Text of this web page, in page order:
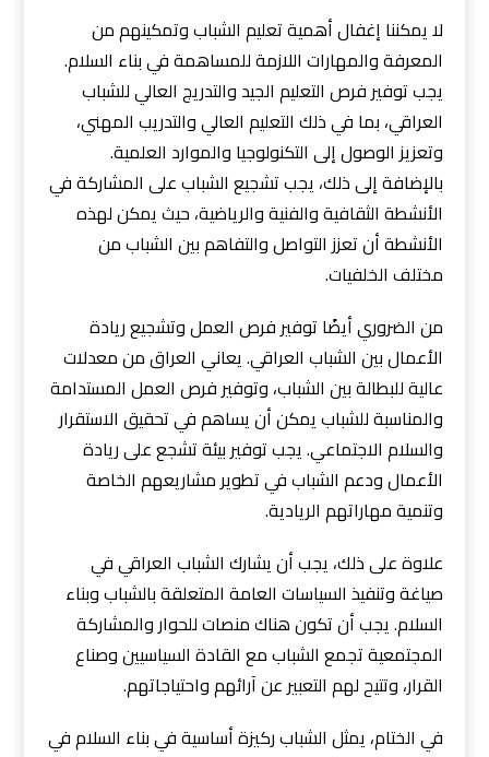
لا يمكننا إغفال أهمية تعليم الشباب وتمكينهم من
المعرفة والمهارات اللازمة للمساهمة في بناء السلام.
يجب توفير فرص التعليم الجيد والتدريج العالي للشباب
العراقي، بما في ذلك التعليم العالي والتدريب المهني،
وتعزيز الوصول إلى التكنولوجيا والموارد العلمية.
بالإضافة إلى ذلك، يجب تشجيع الشباب على المشاركة في
الأنشطة الثقافية والفنية والرياضية، حيث يمكن لهذه
الأنشطة أن تعزز التواصل والتفاهم بين الشباب من
مختلف الخلفيات.
من الضروري أيضًا توفير فرص العمل وتشجيع ريادة
الأعمال بين الشباب العراقي. يعاني العراق من معدلات
عالية للبطالة بين الشباب، وتوفير فرص العمل المستدامة
والمناسبة للشباب يمكن أن يساهم في تحقيق الاستقرار
والسلام الاجتماعي. يجب توفير بيئة تشجع على ريادة
الأعمال ودعم الشباب في تطوير مشاريعهم الخاصة
وتنمية مهاراتهم الريادية.
علاوة على ذلك، يجب أن يشارك الشباب العراقي في
صياغة وتنفيذ السياسات العامة المتعلقة بالشباب وبناء
السلام. يجب أن تكون هناك منصات للحوار والمشاركة
المجتمعية تجمع الشباب مع القادة السياسيين وصناع
القرار، وتتيح لهم التعبير عن آرائهم واحتياجاتهم.
في الختام، يمثل الشباب ركيزة أساسية في بناء السلام في